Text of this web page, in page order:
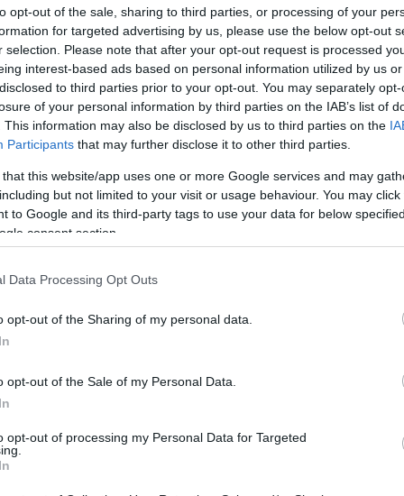
opt-out of the sale, sharing to third parties, or processing of your
for targeted advertising by us, please use the below opt-out
selection. Please note that after your opt-out request is processed
interest-based ads based on personal information utilized by us
to third parties prior to your opt-out. You may separately
of your personal information by third parties on the IAB’s list of
This information may also be disclosed by us to third parties on the
Participants that may further disclose it to other third parties.
that this website/app uses one or more Google services and may
but not limited to your visit or usage behaviour. You may
to Google and its third-party tags to use your data for below
consent section.
Data Processing Opt Outs
opt-out of the Sharing of my personal data.
opt-out of the Sale of my Personal Data.
opt-out of processing my Personal Data for Targeted
στο www.pao1908.com ο Γιώργος Αυλωνίτης
που θα συνεχίσω και φέτος να φοράω τη
Η προσπάθεια που έχει γίνει τα τελευταία
ο Παναθηναϊκός είναι μια από τις μεγάλες
Φέτος θέλουμε να πάμε ακόμα ψηλότερα
μου θα προσπαθήσω για το καλύτερο